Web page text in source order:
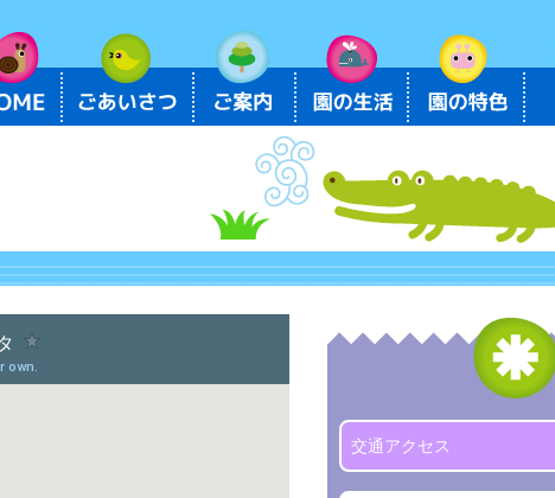
交通アクセス